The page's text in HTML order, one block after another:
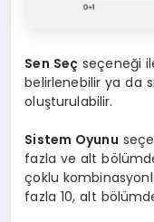
Sen Seç seçeneği
belirlenebilir ya da
oluşturulabilir.
Sistem Oyunu
fazla ve alt
çoklu
fazla 10, alt